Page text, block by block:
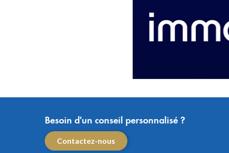
Besoin d'un conseil personnalisé ?
Contactez-nous